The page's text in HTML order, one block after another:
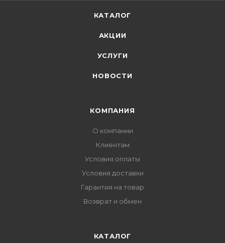
КАТАЛОГ
АКЦИИ
УСЛУГИ
НОВОСТИ
КОМПАНИЯ
О компании
Клиентам
Условия оплаты
Условия доставки
Гарантия на товар
Возврат и обмен
КАТАЛОГ